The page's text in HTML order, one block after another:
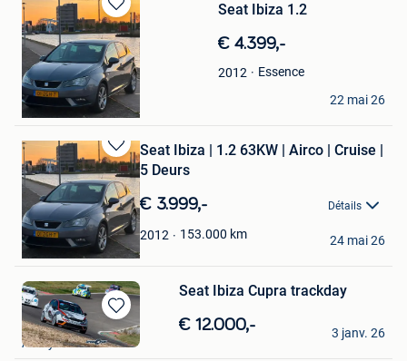
Sauvegarder
dans
Mes
Favoris
Seat Ibiza 1.2
€ 4.399,-
2012
Essence
Yaser A
Hoboken
22 mai 26
Sauvegarder
dans
Mes
Favoris
Seat Ibiza | 1.2 63KW | Airco | Cruise |
5 Deurs
€ 3.999,- Détails
2012 153.000 km
Yamil A
Hoboken
24 mai 26
Sauvegarder
dans
Seat Ibiza Cupra trackday
€ 12.000,-
david
Amay
3 janv. 26